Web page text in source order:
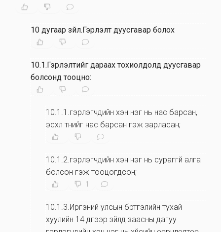
10 дугаар зүйл.Гэрлэлт дуусгавар болох
10.1.Гэрлэлтийг дараах тохиолдолд дуусгавар
болсонд тооцно:
10.1.1.гэрлэгчдийн хэн нэг нь нас барсан,
эсхүл түүнийг нас барсан гэж зарласан;
10.1.2.гэрлэгчдийн хэн нэг нь сураггүй алга
болсон гэж тооцогдсон;
1
10.1.3.Иргэний улсын бүртгэлийн тухай
хуулийн 14 дүгээр зүйлд заасны дагуу